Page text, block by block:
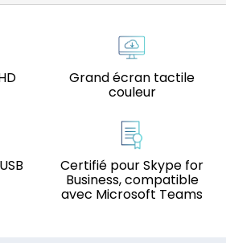
Grand écran tactile
couleur
Certifié pour Skype for
Business, compatible
avec Microsoft Teams